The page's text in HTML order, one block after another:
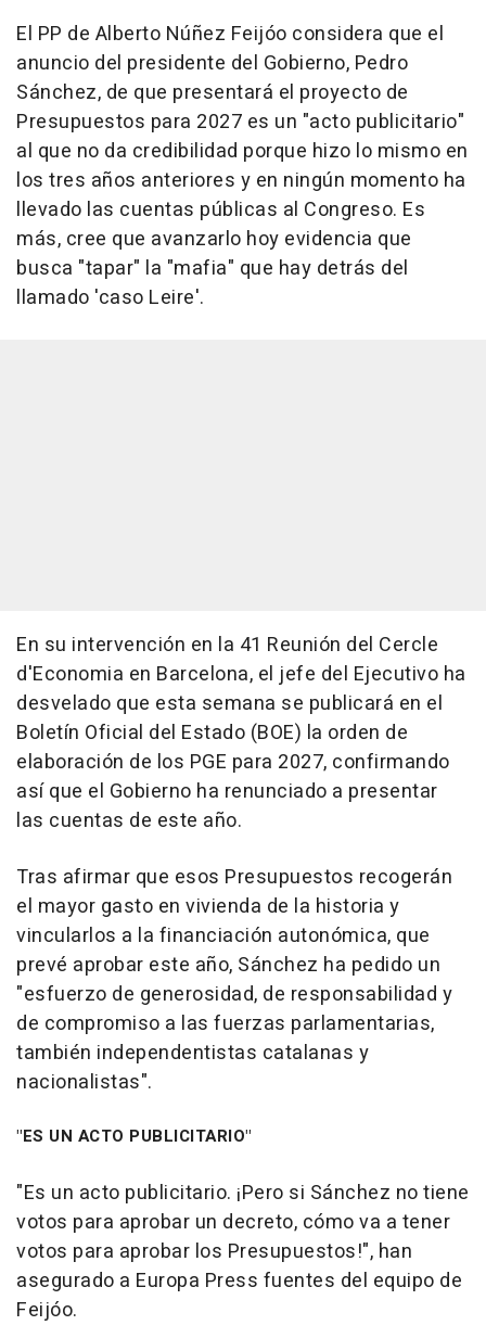
El PP de Alberto Núñez Feijóo considera que el
anuncio del presidente del Gobierno, Pedro
Sánchez, de que presentará el proyecto de
Presupuestos para 2027 es un "acto publicitario"
al que no da credibilidad porque hizo lo mismo en
los tres años anteriores y en ningún momento ha
llevado las cuentas públicas al Congreso. Es
más, cree que avanzarlo hoy evidencia que
busca "tapar" la "mafia" que hay detrás del
llamado 'caso Leire'.
En su intervención en la 41 Reunión del Cercle
d'Economia en Barcelona, el jefe del Ejecutivo ha
desvelado que esta semana se publicará en el
Boletín Oficial del Estado (BOE) la orden de
elaboración de los PGE para 2027, confirmando
así que el Gobierno ha renunciado a presentar
las cuentas de este año.
Tras afirmar que esos Presupuestos recogerán
el mayor gasto en vivienda de la historia y
vincularlos a la financiación autonómica, que
prevé aprobar este año, Sánchez ha pedido un
"esfuerzo de generosidad, de responsabilidad y
de compromiso a las fuerzas parlamentarias,
también independentistas catalanas y
nacionalistas".
"ES UN ACTO PUBLICITARIO"
"Es un acto publicitario. ¡Pero si Sánchez no tiene
votos para aprobar un decreto, cómo va a tener
votos para aprobar los Presupuestos!", han
asegurado a Europa Press fuentes del equipo de
Feijóo.